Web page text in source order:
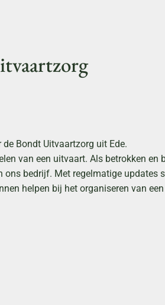
Bondt Uitvaartzorg uit Ede.
van een uitvaart. Als betrokken en
bedrijf. Met regelmatige updates
helpen bij het organiseren van